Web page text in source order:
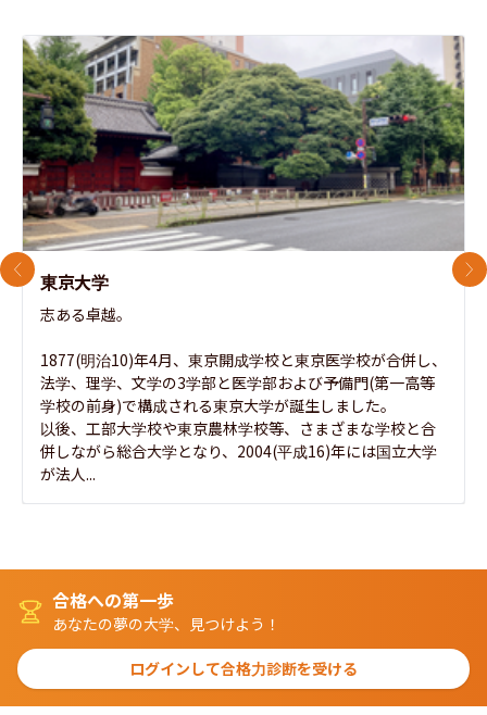
東京大学
志ある卓越。
1877(明治10)年4月、東京開成学校と東京医学校が合併し、
法学、理学、文学の3学部と医学部および予備門(第一高等
学校の前身)で構成される東京大学が誕生しました。
以後、工部大学校や東京農林学校等、さまざまな学校と合
併しながら総合大学となり、2004(平成16)年には国立大学
が法人...
前のスライド 次
合格への第一歩
あなたの夢の大学、見つけよう！
ログインして合格力診断を受ける